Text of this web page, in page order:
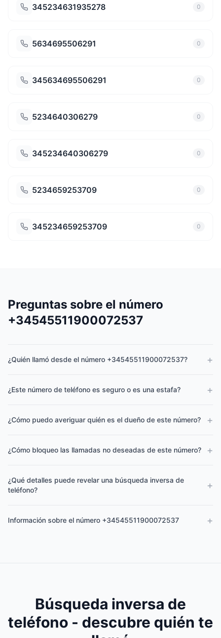
345234631935278 0
5634695506291 0
345634695506291 0
5234640306279 0
345234640306279 0
5234659253709 0
345234659253709 0
Preguntas sobre el número
+34545511900072537
¿Quién llamó desde el número +34545511900072537? +
¿Este número de teléfono es seguro o es una estafa? +
¿Cómo puedo averiguar quién es el dueño de este número? +
¿Cómo bloqueo las llamadas no deseadas de este número? +
¿Qué detalles puede revelar una búsqueda inversa de
teléfono?
+
Información sobre el número +34545511900072537 +
Búsqueda inversa de
teléfono - descubre quién te